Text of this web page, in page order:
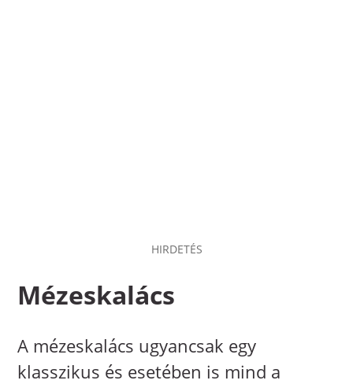
HIRDETÉS
Mézeskalács
A mézeskalács ugyancsak egy
klasszikus és esetében is mind a